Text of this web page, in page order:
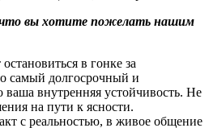
вы хотите пожелать нашим
в гонке за
самый долгосрочный и
ваша внутренняя устойчивость. Не
на пути к ясности.
с реальностью, в живое общение